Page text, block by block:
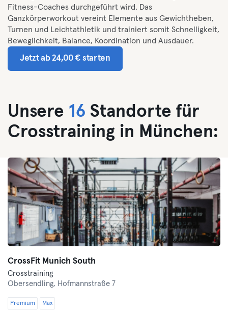
Fitness-Coaches durchgeführt wird. Das
Ganzkörperworkout vereint Elemente aus Gewichtheben,
Turnen und Leichtathletik und trainiert somit Schnelligkeit,
Beweglichkeit, Balance, Koordination und Ausdauer.
Jetzt ab 24,00 € starten
Unsere 16 Standorte für
Crosstraining in München:
CrossFit Munich South
Crosstraining
Obersendling, Hofmannstraße 7
Premium Max